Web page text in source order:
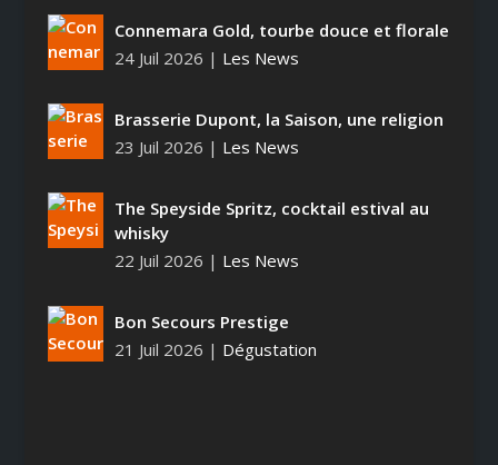
Connemara Gold, tourbe douce et florale
24 Juil 2026 | Les News
Brasserie Dupont, la Saison, une religion
23 Juil 2026 | Les News
The Speyside Spritz, cocktail estival au
whisky
22 Juil 2026 | Les News
Bon Secours Prestige
21 Juil 2026 | Dégustation